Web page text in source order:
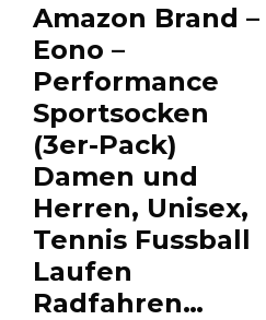
Amazon Brand –
Eono –
Performance
Sportsocken
(3er-Pack)
Damen und
Herren, Unisex,
Tennis Fussball
Laufen
Radfahren…